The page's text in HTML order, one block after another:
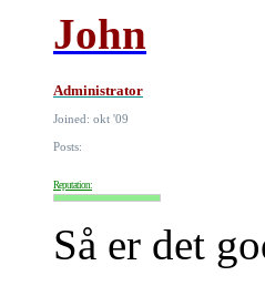
John
Administrator
Joined: okt '09
Posts:
Reputation:
Så er det